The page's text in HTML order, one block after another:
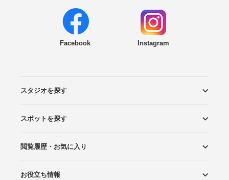
Facebook Instagram
スタジオを探す
エリアから探す
こだわりから探す
NEW PHOTO STYLE
プランから探す
フォトタイプ診断
フォトグラファーから探す
国内リゾートから探す
スポットを探す
ロケーションから探す
スタジオから探す
閲覧履歴・お気に入り
閲覧スタジオ
お気に入り
お役立ち情報